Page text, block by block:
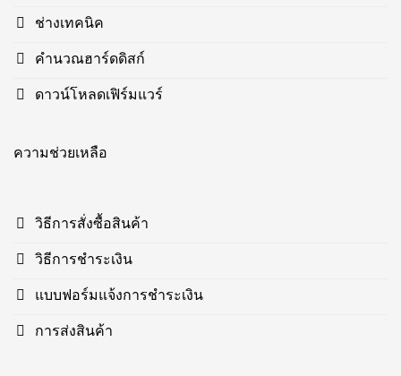
ช่างเทคนิค
คำนวณฮาร์ดดิสก์
ดาวน์โหลดเฟิร์มแวร์
ความช่วยเหลือ
วิธีการสั่งซื้อสินค้า
วิธีการชำระเงิน
แบบฟอร์มแจ้งการชำระเงิน
การส่งสินค้า